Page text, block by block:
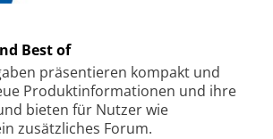
Best of
präsentieren kompakt und
Produkt­informationen und ihre
bieten für Nutzer wie
zusätzliches Forum.